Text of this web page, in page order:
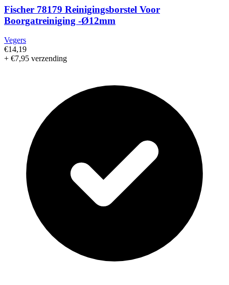
Fischer 78179 Reinigingsborstel Voor
Boorgatreiniging -Ø12mm
Vegers
€14,19
+ €7,95 verzending